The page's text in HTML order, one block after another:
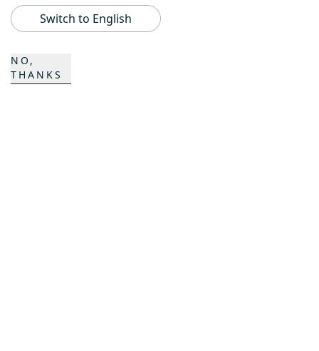
Carrera
NO,
THANKS
Switch to English